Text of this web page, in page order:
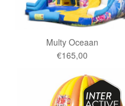
Multy Oceaan
€165,00